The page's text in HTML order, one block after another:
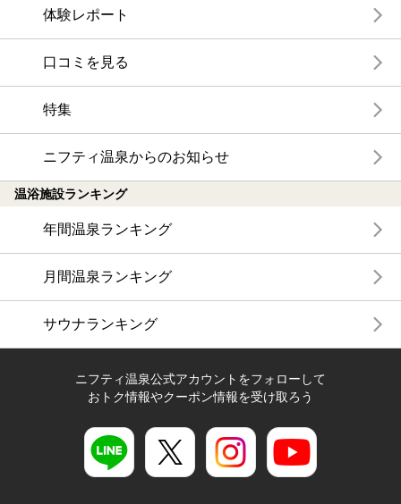
体験レポート
口コミを見る
特集
ニフティ温泉からのお知らせ
温浴施設ランキング
年間温泉ランキング
月間温泉ランキング
サウナランキング
ニフティ温泉公式アカウントをフォローして
おトク情報やクーポン情報を受け取ろう